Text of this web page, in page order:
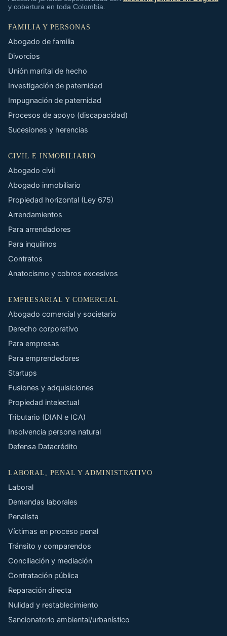
y cobertura en toda Colombia.
FAMILIA Y PERSONAS
Abogado de familia
Divorcios
Unión marital de hecho
Investigación de paternidad
Impugnación de paternidad
Procesos de apoyo (discapacidad)
Sucesiones y herencias
CIVIL E INMOBILIARIO
Abogado civil
Abogado inmobiliario
Propiedad horizontal (Ley 675)
Arrendamientos
Para arrendadores
Para inquilinos
Contratos
Anatocismo y cobros excesivos
EMPRESARIAL Y COMERCIAL
Abogado comercial y societario
Derecho corporativo
Para empresas
Para emprendedores
Startups
Fusiones y adquisiciones
Propiedad intelectual
Tributario (DIAN e ICA)
Insolvencia persona natural
Defensa Datacrédito
LABORAL, PENAL Y ADMINISTRATIVO
Laboral
Demandas laborales
Penalista
Víctimas en proceso penal
Tránsito y comparendos
Conciliación y mediación
Contratación pública
Reparación directa
Nulidad y restablecimiento
Sancionatorio ambiental/urbanístico